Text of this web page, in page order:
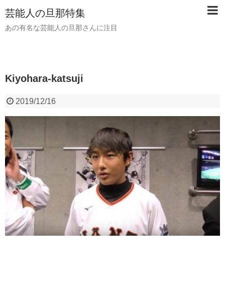
芸能人の旦那特集
あの有名な芸能人の旦那さんに注目
Kiyohara-katsuji
2019/12/16